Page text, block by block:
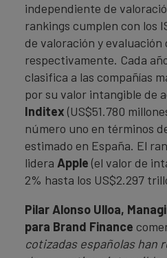
independiente de
rankings cumplen con los
de valoración y evaluación
respectivamente. Cada
clasifica a las compañías
por su valor intangible de
Inditex (US$51.780
número uno en términos
estimado en España. El
lidera Apple (el valor de
2% hasta los US$2.297
Pilar Alonso Ulloa,
para Brand Finance
cotizadas españolas han